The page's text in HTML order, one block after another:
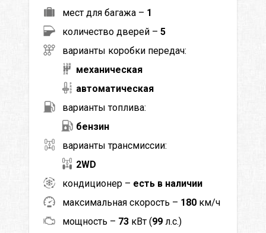
мест для багажа – 1
количество дверей – 5
варианты коробки передач:
механическая
автоматическая
варианты топлива:
бензин
варианты трансмиссии:
2WD
кондиционер – есть в наличии
максимальная скорость – 180 км/ч
мощность – 73 кВт (99 л.с.)